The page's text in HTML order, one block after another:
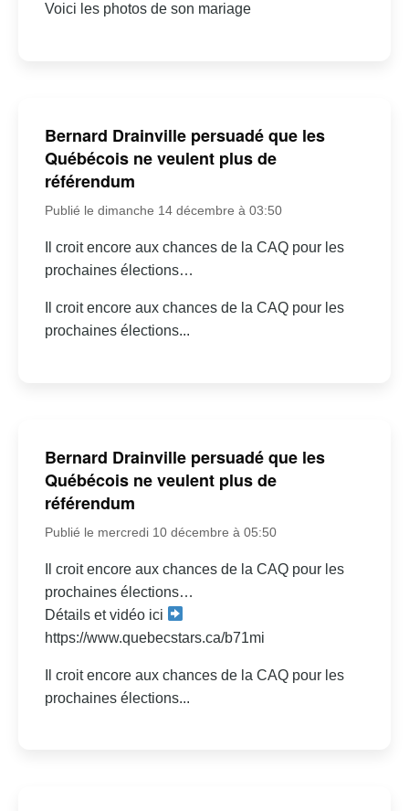
Voici les photos de son mariage
Bernard Drainville persuadé que les
Québécois ne veulent plus de
référendum
Publié le dimanche 14 décembre à 03:50
Il croit encore aux chances de la CAQ pour les
prochaines élections…
Il croit encore aux chances de la CAQ pour les
prochaines élections...
Bernard Drainville persuadé que les
Québécois ne veulent plus de
référendum
Publié le mercredi 10 décembre à 05:50
Il croit encore aux chances de la CAQ pour les
prochaines élections…
Détails et vidéo ici
https://www.quebecstars.ca/b71mi
Il croit encore aux chances de la CAQ pour les
prochaines élections...